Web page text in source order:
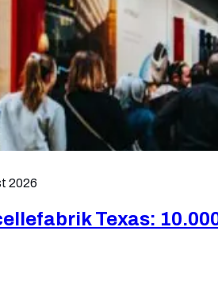
2026
Texas: